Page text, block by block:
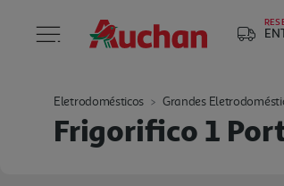
Eletrodomésticos Grandes
Frigorifico 1